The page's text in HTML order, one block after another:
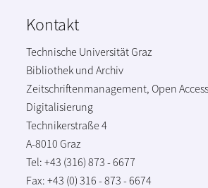
Kontakt
Technische Universität Graz
Bibliothek und Archiv
Zeitschriftenmanagement, Open
Digitalisierung
Technikerstraße 4
A-8010 Graz
Tel: +43 (316) 873 - 6677
Fax: +43 (0) 316 - 873 - 6674